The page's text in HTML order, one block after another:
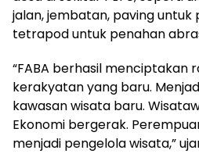
jalan, jembatan, paving untuk
tetrapod untuk penahan
“FABA berhasil menciptakan
kerakyatan yang baru.
kawasan wisata baru.
Ekonomi bergerak.
menjadi pengelola wisata,”